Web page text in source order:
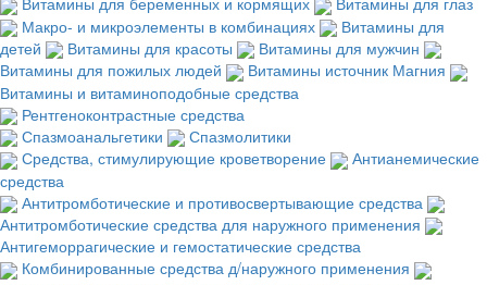
Макро- и микроэлементы в комбинациях
Витамины для
детей
Витамины для красоты
Витамины для мужчин
Витамины для пожилых людей
Витамины источник Магния
Витамины и витаминоподобные средства
Рентгеноконтрастные средства
Спазмоанальгетики
Спазмолитики
Средства, стимулирующие кроветворение
Антианемические
средства
Антитромботические и противосвертывающие средства
Антитромботические средства для наружного применения
Антигеморрагические и гемостатические средства
Комбинированные средства д/наружного применения